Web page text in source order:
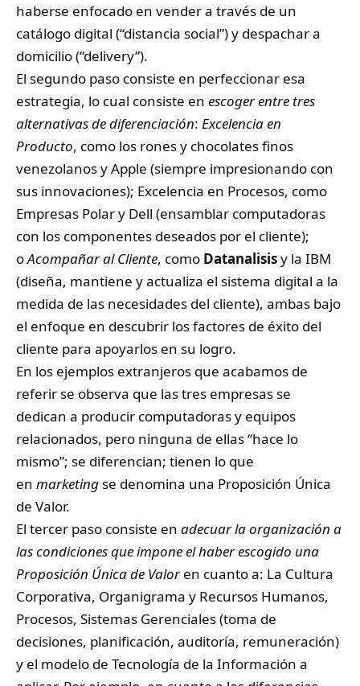
haberse enfocado en vender a través de un
catálogo digital (“distancia social”) y despachar a
domicilio (“delivery”).
El segundo paso consiste en perfeccionar esa
estrategia, lo cual consiste en escoger entre tres
alternativas de diferenciación: Excelencia en
Producto, como los rones y chocolates finos
venezolanos y Apple (siempre impresionando con
sus innovaciones); Excelencia en Procesos, como
Empresas Polar y Dell (ensamblar computadoras
con los componentes deseados por el cliente);
oAcompañar al Cliente, como Datanalisisy la IBM
(diseña, mantiene y actualiza el sistema digital a la
medida de las necesidades del cliente), ambas bajo
el enfoque en descubrir los factores de éxito del
cliente para apoyarlos en su logro.
En los ejemplos extranjeros que acabamos de
referir se observa que las tres empresas se
dedican a producir computadoras y equipos
relacionados, pero ninguna de ellas “hace lo
mismo”; se diferencian; tienen lo que
en marketing se denomina una Proposición Única
de Valor.
El tercer paso consiste en adecuar la organización a
las condiciones que impone el haber escogido una
Proposición Única de Valoren cuanto a: La Cultura
Corporativa, Organigrama y Recursos Humanos,
Procesos, Sistemas Gerenciales (toma de
decisiones, planificación, auditoría, remuneración)
y el modelo de Tecnología de la Información a